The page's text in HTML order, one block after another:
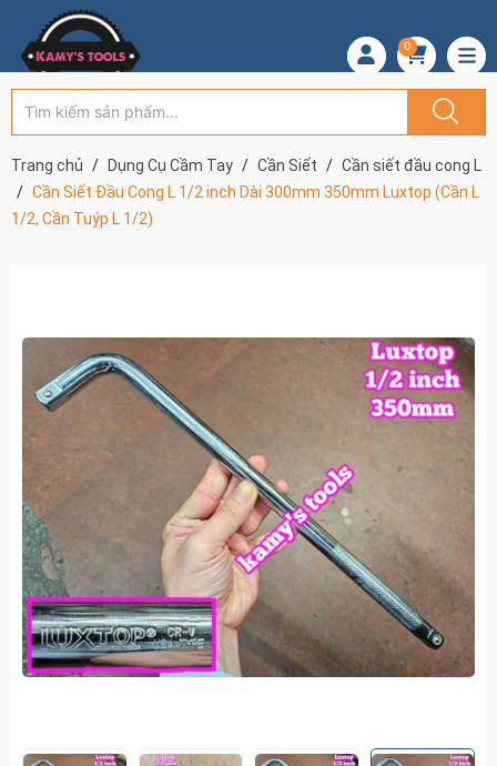
0
Trang chủ Dụng Cụ Cầm Tay Cần Siết
Cần siết đầu cong L
Cần Siết Đầu Cong L 1/2 inch Dài 300mm 350mm Luxtop (Cần L
1/2, Cần Tuýp L 1/2)